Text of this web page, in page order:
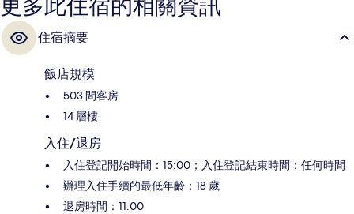
更多此住宿的相關資訊
住宿摘要
飯店規模
503 間客房
14 層樓
入住/退房
入住登記開始時間：15:00；入住登記結束時間：任何時間
辦理入住手續的最低年齡：18 歲
退房時間：11:00